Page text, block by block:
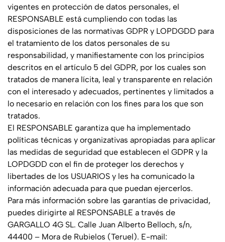
vigentes en protección de datos personales, el
RESPONSABLE está cumpliendo con todas las
disposiciones de las normativas GDPR y LOPDGDD para
el tratamiento de los datos personales de su
responsabilidad, y manifiestamente con los principios
descritos en el artículo 5 del GDPR, por los cuales son
tratados de manera lícita, leal y transparente en relación
con el interesado y adecuados, pertinentes y limitados a
lo necesario en relación con los fines para los que son
tratados.
El RESPONSABLE garantiza que ha implementado
políticas técnicas y organizativas apropiadas para aplicar
las medidas de seguridad que establecen el GDPR y la
LOPDGDD con el fin de proteger los derechos y
libertades de los USUARIOS y les ha comunicado la
información adecuada para que puedan ejercerlos.
Para más información sobre las garantías de privacidad,
puedes dirigirte al RESPONSABLE a través de
GARGALLO 4G SL. Calle Juan Alberto Belloch, s/n,
44400 – Mora de Rubielos (Teruel). E-mail: